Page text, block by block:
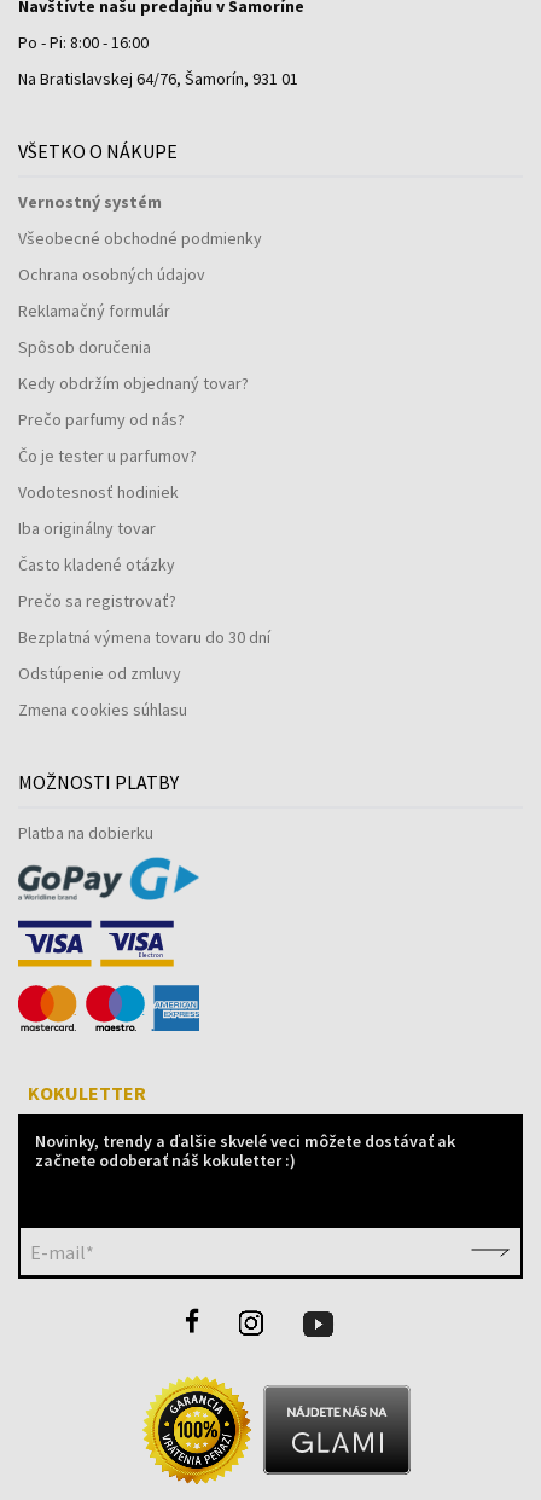
Navštívte našu predajňu v Šamoríne
Po - Pi: 8:00 - 16:00
Na Bratislavskej 64/76, Šamorín, 931 01
VŠETKO O NÁKUPE
Vernostný systém
Všeobecné obchodné podmienky
Ochrana osobných údajov
Reklamačný formulár
Spôsob doručenia
Kedy obdržím objednaný tovar?
Prečo parfumy od nás?
Čo je tester u parfumov?
Vodotesnosť hodiniek
Iba originálny tovar
Často kladené otázky
Prečo sa registrovať?
Bezplatná výmena tovaru do 30 dní
Odstúpenie od zmluvy
Zmena cookies súhlasu
MOŽNOSTI PLATBY
Platba na dobierku
KOKULETTER
Novinky, trendy a ďalšie skvelé veci môžete dostávať ak
začnete odoberať náš kokuletter :)
E-mail*